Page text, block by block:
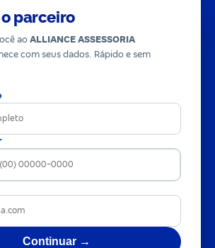
parceiro
aoALLIANCE ASSESSORIA
com seus dados. Rápido e sem
Continuar →